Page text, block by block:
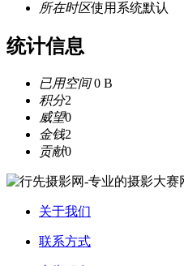
所在时区使用系统默认
统计信息
已用空间0 B
积分2
威望0
金钱2
贡献0
关于我们
联系方式